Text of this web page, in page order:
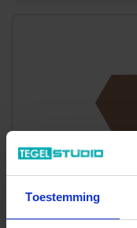
Toestemming
Previous